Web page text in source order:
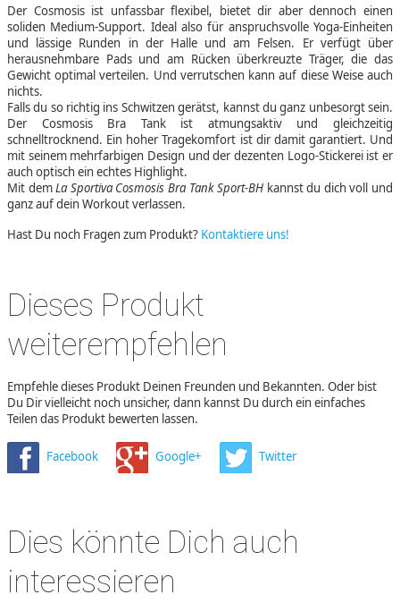
Der Cosmosis ist unfassbar flexibel, bietet dir aber dennoch einen
soliden Medium-Support. Ideal also für anspruchsvolle Yoga-Einheiten
und lässige Runden in der Halle und am Felsen. Er verfügt über
herausnehmbare Pads und am Rücken überkreuzte Träger, die das
Gewicht optimal verteilen. Und verrutschen kann auf diese Weise auch
nichts.
Falls du so richtig ins Schwitzen gerätst, kannst du ganz unbesorgt sein.
Der Cosmosis Bra Tank ist atmungsaktiv und gleichzeitig
schnelltrocknend. Ein hoher Tragekomfort ist dir damit garantiert. Und
mit seinem mehrfarbigen Design und der dezenten Logo-Stickerei ist er
auch optisch ein echtes Highlight.
Mit demLa Sportiva Cosmosis Bra Tank Sport-BH kannst du dich voll und
ganz auf dein Workout verlassen.
Hast Du noch Fragen zum Produkt? Kontaktiere uns!
Dieses Produkt
weiterempfehlen
Empfehle dieses Produkt Deinen Freunden und Bekannten. Oder bist
Du Dir vielleicht noch unsicher, dann kannst Du durch ein einfaches
Teilen das Produkt bewerten lassen.
Facebook Google+ Twitter
Dies könnte Dich auch
interessieren